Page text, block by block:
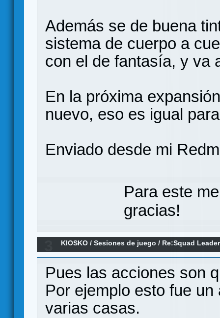
Además se de buena
sistema de cuerpo a
con el de fantasía, y va
En la próxima
nuevo, eso es igual
Enviado desde mi
Para este
gracias!
KIOSKO /Sesiones de juego / Re:Squad
Pues las acciones son
Por ejemplo esto fue
varias casas.